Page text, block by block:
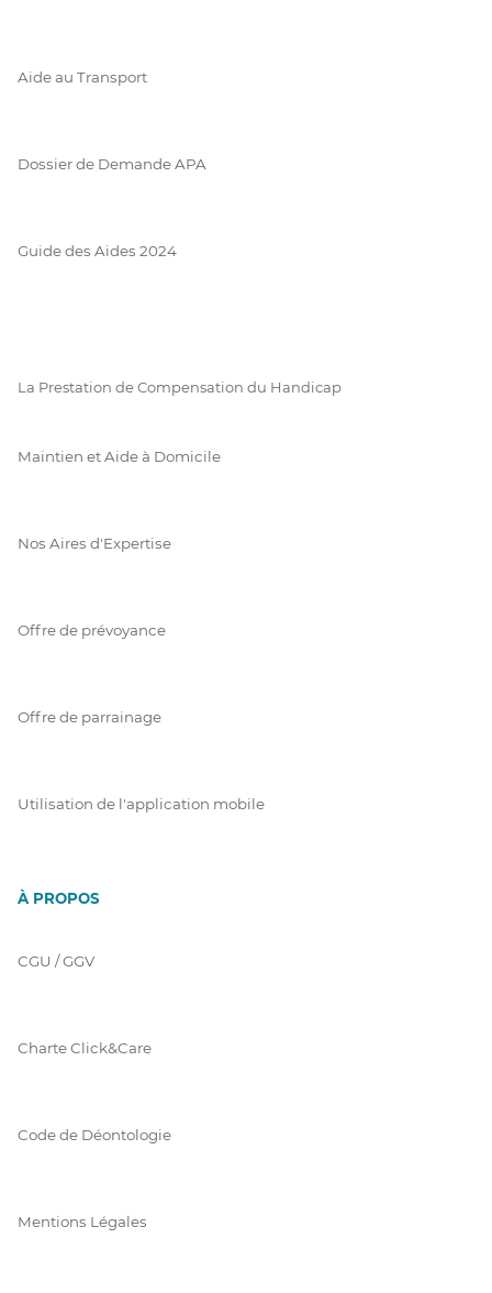
Aide au Transport
Dossier de Demande APA
Guide des Aides 2024
La Prestation de Compensation du Handicap
Maintien et Aide à Domicile
Nos Aires d'Expertise
Offre de prévoyance
Offre de parrainage
Utilisation de l'application mobile
À PROPOS
CGU / GGV
Charte Click&Care
Code de Déontologie
Mentions Légales